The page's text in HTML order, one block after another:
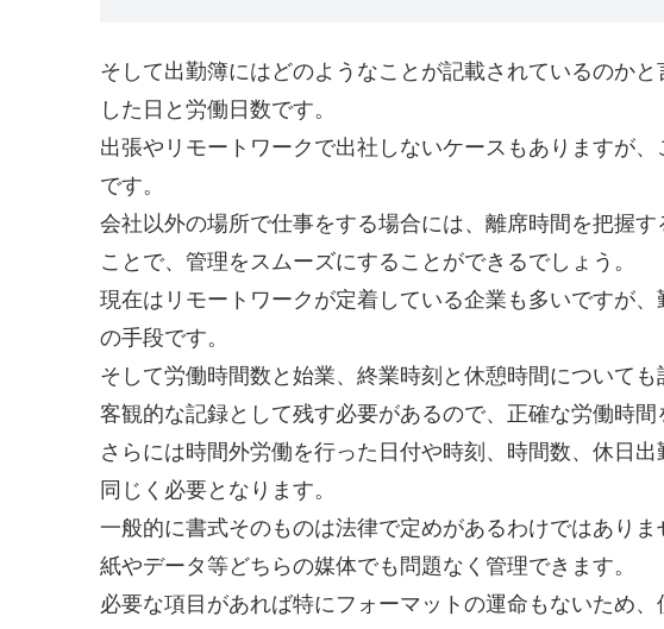
そして出勤簿にはどのようなことが記載されているのか
した日と労働日数です。
出張やリモートワークで出社しないケースもありますが
です。
会社以外の場所で仕事をする場合には、離席時間を把握
ことで、管理をスムーズにすることができるでしょう。
現在はリモートワークが定着している企業も多いですが
の手段です。
そして労働時間数と始業、終業時刻と休憩時間についても
客観的な記録として残す必要があるので、正確な労働時間
さらには時間外労働を行った日付や時刻、時間数、休日
同じく必要となります。
一般的に書式そのものは法律で定めがあるわけではありま
紙やデータ等どちらの媒体でも問題なく管理できます。
必要な項目があれば特にフォーマットの運命もないため